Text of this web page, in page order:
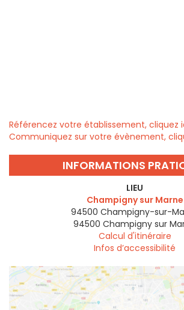
Référencez votre établissement, cliquez
Communiquez sur votre évènement,
INFORMATIONS
LIEU
Champigny sur Marne
94500 Champigny-sur-
94500 Champigny sur
Calcul d'itinéraire
Infos d’accessibilité